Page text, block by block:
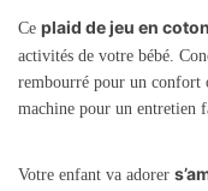
Ce plaid de jeu en
activités de votre bébé.
rembourré pour un confort
machine pour un entretien
Votre enfant va adorer